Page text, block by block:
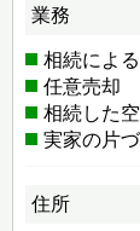
業務
相続によ
任意売却
相続した
実家の片
住所